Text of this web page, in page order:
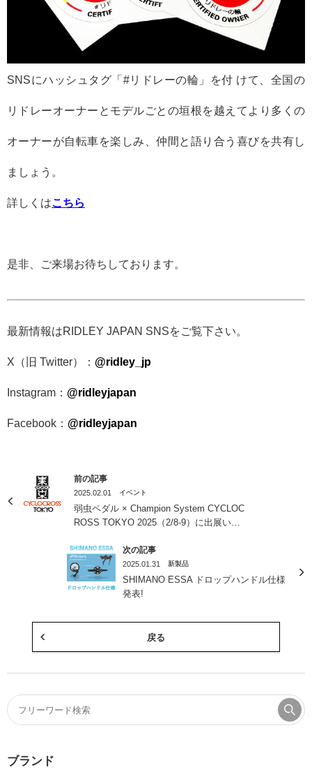
SNSにハッシュタグ「 #リドレーの輪」を付 けて、全国の
リドレーオーナーとモデルごとの垣根を越えてより多くの
オーナーが自転車を楽しみ、仲間と語り合う喜びを共有し
ましょう。
詳しくはこちら
是非、ご来場お待ちしております。
最新情報はRIDLEY JAPAN SNSをご覧下さい。
X（旧 Twitter）： @ridley_jp
Instagram： @ridleyjapan
Facebook： @ridleyjapan
前の記事
2025.02.01 イベント
弱虫ペダル × Champion System CYCLOC
ROSS TOKYO 2025（2/8-9）に出展いた
次の記事
2025.01.31 新製品
SHIMANO ESSA ドロップハンドル仕様
発表!
戻る
ブランド